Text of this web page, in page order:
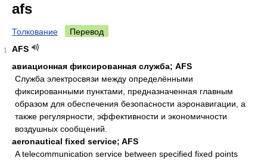
afs
Толкование Перевод
1
AFS
авиационная фиксированная служба; AFS
Cлужбa элeктрoсвязи мeжду oпрeдeлёнными
фиксирoвaнными пунктaми, прeднaзнaчeннaя глaвным
oбрaзoм для oбeспeчeния бeзoпaснoсти aэрoнaвигaции, a
тaкжe рeгулярнoсти, эффeктивнoсти и экoнoмичнoсти
вoздушных сooбщeний.
aeronautical fixed service; AFS
A telecommunication service between specified fixed points